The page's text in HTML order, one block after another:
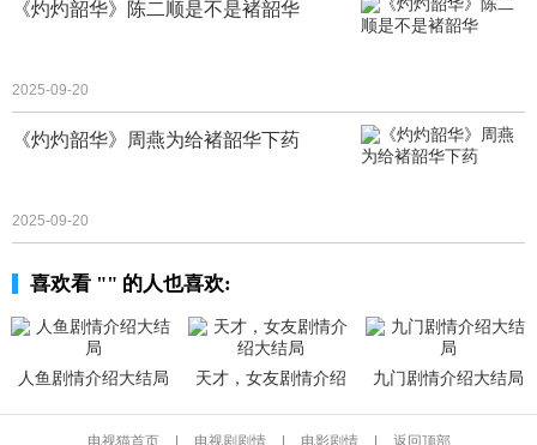
《灼灼韶华》陈二顺是不是褚韶华
2025-09-20
《灼灼韶华》周燕为给褚韶华下药
2025-09-20
喜欢看 "" 的人也喜欢:
人鱼剧情介绍大结局
天才，女友剧情介绍
大结局
九门剧情介绍大结局
电视猫首页 | 电视剧剧情 | 电影剧情 | 返回顶部